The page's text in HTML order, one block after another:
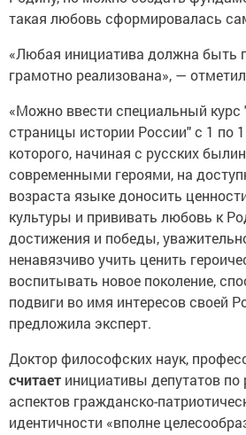
такая любовь сформировалась
«Любая инициатива должна быть
грамотно реализована», —
«Можно ввести специальный курс
страницы истории России" с 1 по
которого, начиная с русских
современными героями, на
возраста языке доносить
культуры и прививать любовь к
достижения и победы,
ненавязчиво учить ценить
воспитывать новое поколение,
подвиги во имя интересов своей
предложила эксперт.
Доктор философских наук,
считает инициативы депутатов
аспектов гражданско-
идентичности «вполне